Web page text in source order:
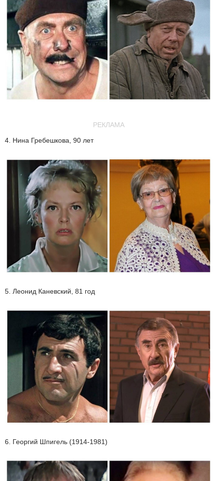
РЕКЛАМА
4. Нина Гребешкова, 90 лет
5. Леонид Каневский, 81 год
6. Георгий Шпигель (1914-1981)